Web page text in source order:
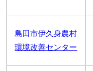
島田市伊久身農村
環境改善センター